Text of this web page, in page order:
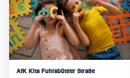
AfK Kita Fuhlsbüttler Straße